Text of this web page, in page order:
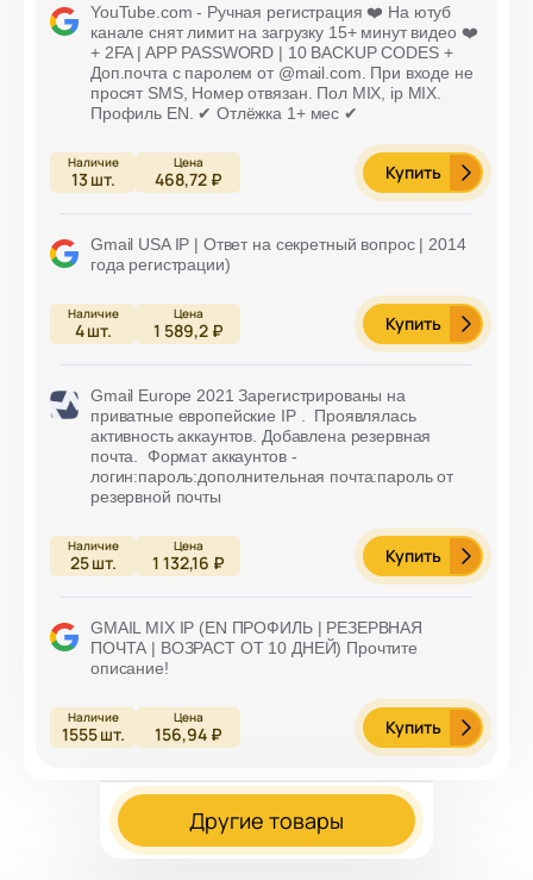
YouTube.com - Ручная регистрация ❤️ На ютуб
канале снят лимит на загрузку 15+ минут видео ❤️
+ 2FA | APP PASSWORD | 10 BACKUP CODES +
Доп.почта с паролем от @mail.com. При входе не
просят SMS, Номер отвязан. Пол MIX, ip MIX.
Профиль EN. ✔ Отлёжка 1+ мес ✔
13шт. 468,72 ₽ Купить
Gmail USA IP | Ответ на секретный вопрос | 2014
года регистрации)
4шт. 1 589,2 ₽ Купить
Gmail Europe 2021 Зарегистрированы на
приватные европейские IP . Проявлялась
активность аккаунтов. Добавлена резервная
почта. Формат аккаунтов -
логин:пароль:дополнительная почта:пароль от
резервной почты
25шт. 1 132,16 ₽ Купить
GMAIL MIX IP (EN ПРОФИЛЬ | РЕЗЕРВНАЯ
ПОЧТА | ВОЗРАСТ ОТ 10 ДНЕЙ) Прочтите
описание!
1555шт. 156,94 ₽ Купить
Другие товары